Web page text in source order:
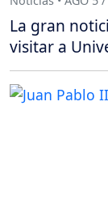
La gran
visitar a